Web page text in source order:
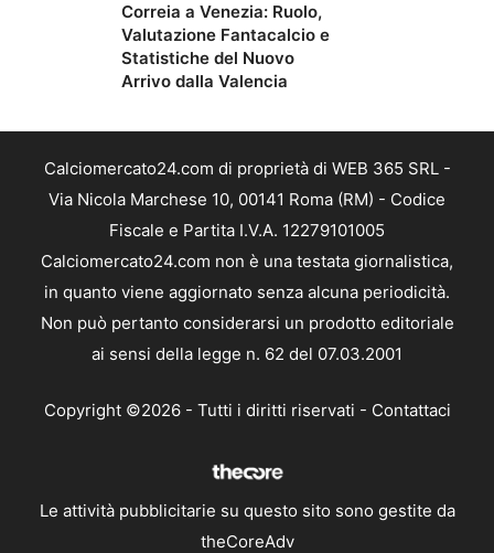
Correia a Venezia: Ruolo,
Valutazione Fantacalcio e
Statistiche del Nuovo
Arrivo dalla Valencia
Calciomercato24.com di proprietà di WEB 365 SRL -
Via Nicola Marchese 10, 00141 Roma (RM) - Codice
Fiscale e Partita I.V.A. 12279101005
Calciomercato24.com non è una testata giornalistica,
in quanto viene aggiornato senza alcuna periodicità.
Non può pertanto considerarsi un prodotto editoriale
ai sensi della legge n. 62 del 07.03.2001
Copyright ©2026 - Tutti i diritti riservati - Contattaci
Le attività pubblicitarie su questo sito sono gestite da
theCoreAdv